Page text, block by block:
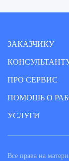
ЗАКАЗЧИКУ
ПРО СЕРВИС
ПОМОШЬ О
УСЛУГИ
Все права на